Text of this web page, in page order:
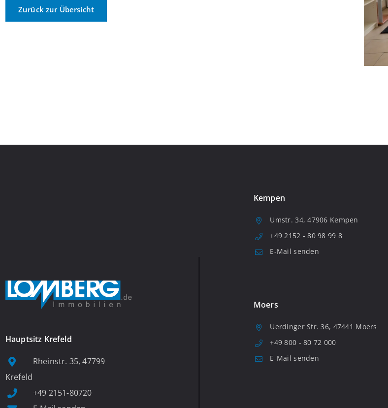
Zurück zur Übersicht
Hauptsitz Krefeld
Rheinstr. 35, 47799
Krefeld
+49 2151-80720
Kempen
Umstr. 34, 47906 Kempen
+49 2152 - 80 98 99 8
E-Mail senden
Moers
Uerdinger Str. 36, 47441 Moers
+49 800 - 80 72 000
E-Mail senden